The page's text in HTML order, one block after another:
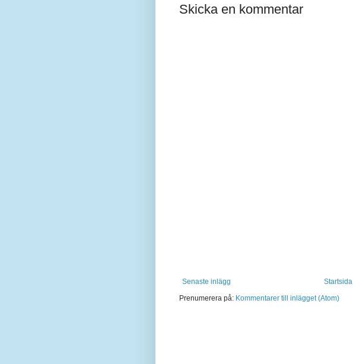
Skicka en kommentar
Senaste inlägg
Startsida
Prenumerera på: Kommentarer till inlägget (Atom)